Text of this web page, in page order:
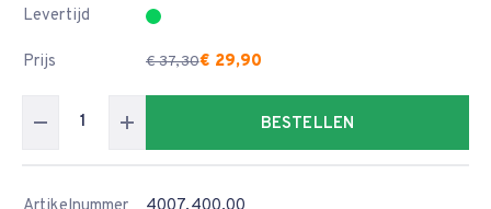
Levertijd
Prijs € 37,30€ 29,90
BESTELLEN